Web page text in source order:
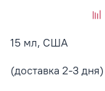
15 мл, США
(доставка 2-3 дня)